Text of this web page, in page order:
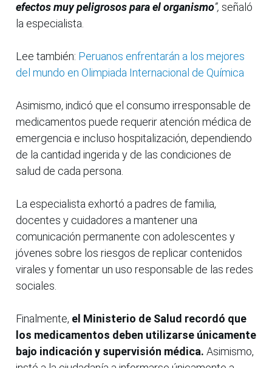
efectos muy peligrosos para el organismo”, señaló
la especialista.
Lee también: Peruanos enfrentarán a los mejores
del mundo en Olimpiada Internacional de Química
Asimismo, indicó que el consumo irresponsable de
medicamentos puede requerir atención médica de
emergencia e incluso hospitalización, dependiendo
de la cantidad ingerida y de las condiciones de
salud de cada persona.
La especialista exhortó a padres de familia,
docentes y cuidadores a mantener una
comunicación permanente con adolescentes y
jóvenes sobre los riesgos de replicar contenidos
virales y fomentar un uso responsable de las redes
sociales.
Finalmente, el Ministerio de Salud recordó que
los medicamentos deben utilizarse únicamente
bajo indicación y supervisión médica. Asimismo,